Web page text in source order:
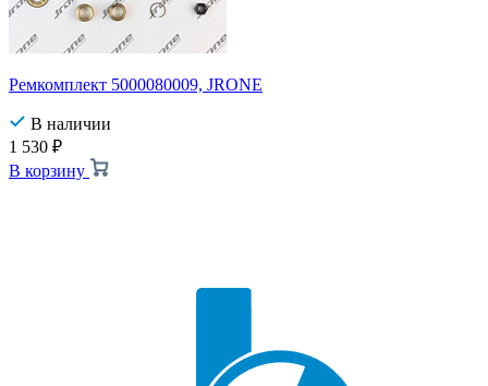
Ремкомплект 5000080009, JRONE
В наличии
1 530 ₽
В корзину